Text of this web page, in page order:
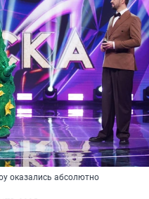
оказались абсолютно